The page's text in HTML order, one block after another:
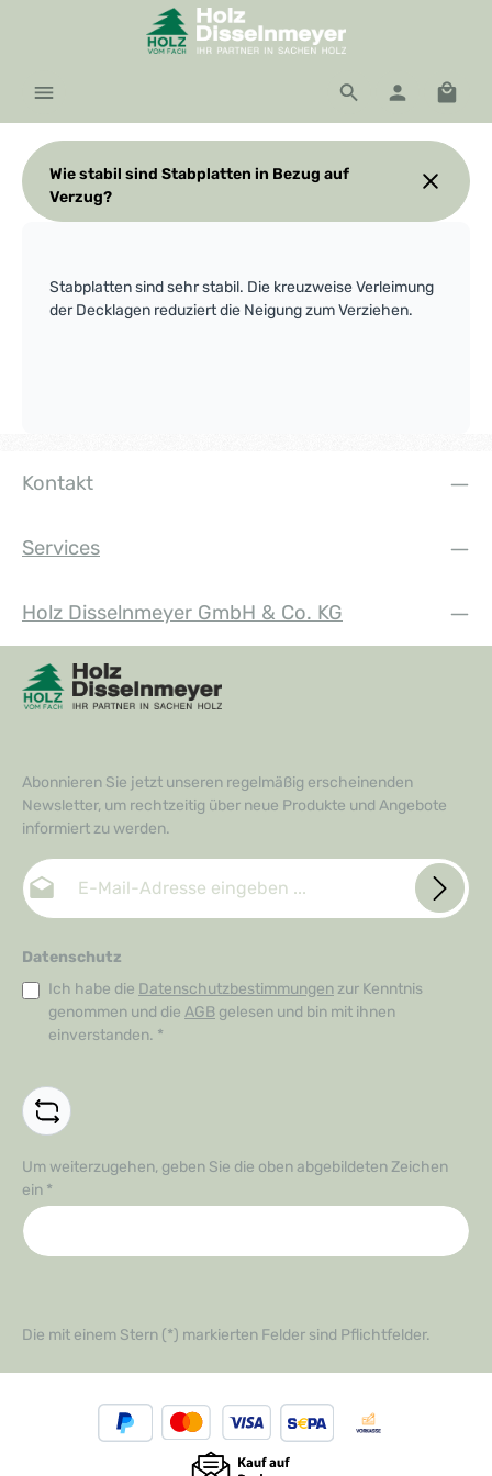
Zum Hauptinhalt springen
Wie stabil sind Stabplatten in Bezug auf
Verzug?
Stabplatten sind sehr stabil. Die kreuzweise Verleimung
der Decklagen reduziert die Neigung zum Verziehen.
Kontakt
Services
Holz Disselnmeyer GmbH & Co. KG
Abonnieren Sie jetzt unseren regelmäßig erscheinenden
Newsletter, um rechtzeitig über neue Produkte und Angebote
informiert zu werden.
E-Mail-Adresse*
Datenschutz
Ich habe die Datenschutzbestimmungen zur Kenntnis
genommen und die AGB gelesen und bin mit ihnen
einverstanden. *
Um weiterzugehen, geben Sie die oben abgebildeten Zeichen
ein *
Die mit einem Stern (*) markierten Felder sind Pflichtfelder.